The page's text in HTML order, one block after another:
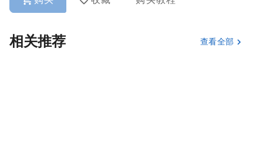
相关推荐 查看全部